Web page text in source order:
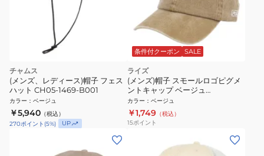
チャムス
(メンズ、レディース)帽子 フェス
ハット CH05-1469-B001
カラー ： ベージュ
￥5,940 （税込）
270ポイント (5%) UP
条件付クーポン SALE
ライズ
(メンズ)帽子 スモールロゴピグメ
ントキャップ ベージュ
RZ20ST25SS0035 BEG カジュア
ル ファッション おしゃれ スト系
お出かけ 旅行 デート
カラー ： ベージュ
￥1,749 （税込）
15ポイント